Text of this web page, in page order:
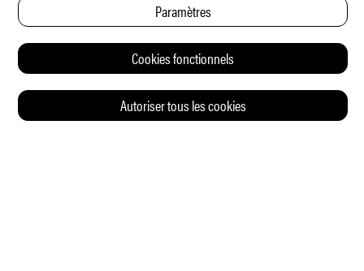
Paramètres
Cookies fonctionnels
Autoriser tous les cookies